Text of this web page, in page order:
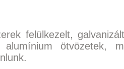
felülkezelt,
ötvözetek,